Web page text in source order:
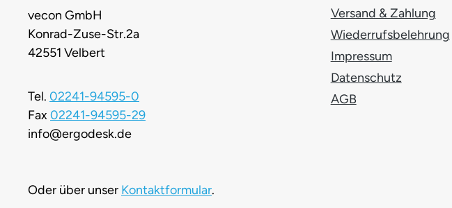
vecon GmbH
Konrad-Zuse-Str.2a
42551 Velbert
Tel. 02241-94595-0
Fax02241-94595-29
info@ergodesk.de
Oder über unser Kontaktformular.
Versand & Zahlung
Wiederrufsbelehrung
Impressum
Datenschutz
AGB